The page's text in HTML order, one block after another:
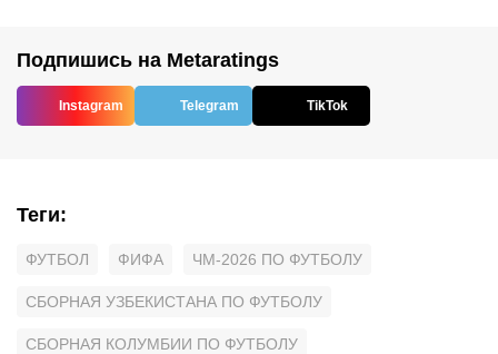
Подпишись на Metaratings
Instagram Telegram TikTok
Теги:
ФУТБОЛ ФИФА ЧМ-2026 ПО ФУТБОЛУ
СБОРНАЯ УЗБЕКИСТАНА ПО ФУТБОЛУ
СБОРНАЯ КОЛУМБИИ ПО ФУТБОЛУ